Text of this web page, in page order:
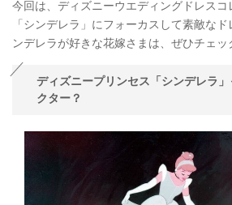
今回は、ディズニーウエディングドレスコ
「シンデレラ」にフォーカスして素敵な
ンデレラが好きな花嫁さまは、ぜひチェ
ディズニープリンセス「シンデレラ
クター？